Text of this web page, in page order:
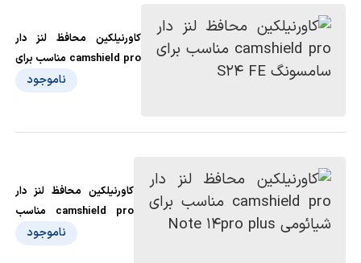
کاورنیلکین محافظ لنز دار
camshield pro مناسب برای
ناموجود
کاورنیلکین محافظ لنز دار
camshield pro مناسب
برای شیائومی Note 14pro
ناموجود